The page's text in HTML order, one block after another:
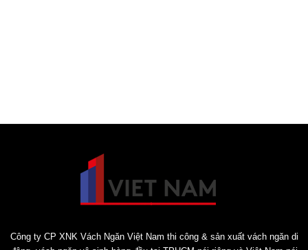
Công ty CP XNK Vách Ngăn Việt Nam thi công & sản xuất vách ngăn di